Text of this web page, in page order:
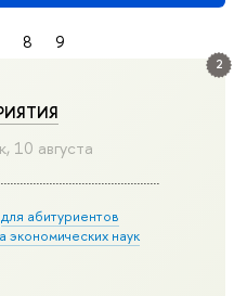
2
10 августа
для абитуриентов
экономических наук
8 9